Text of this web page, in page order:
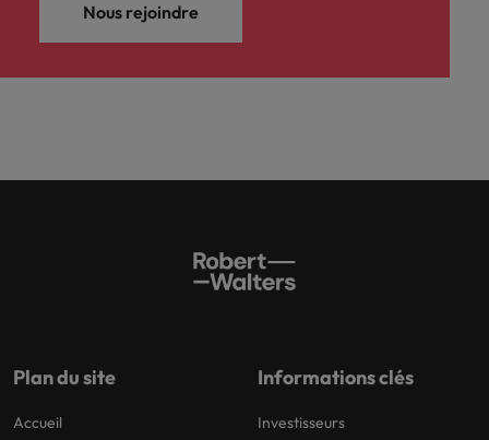
Nous rejoindre
Plan du site
Accueil
Informations clés
Investisseurs